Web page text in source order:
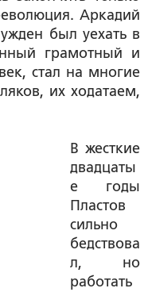
Аркадий
был уехать в
грамотный и
стал на многие
их ходатаем,
В жесткие
двадцаты
е годы
Пластов
сильно
бедствова
л, но
работать